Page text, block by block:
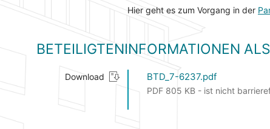
Hier geht es zum Vorgang in der
BETEILIGTENINFORMATIONEN
Download BTD_7-6237.pdf
PDF 805 KB - ist nicht